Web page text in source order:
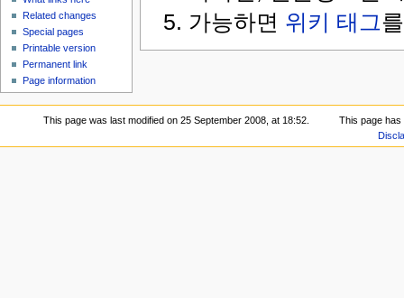
가능하면 위키 태그
Related changes
Special pages
Printable version
Permanent link
Page information
This page was last modified on 25 September 2008, at 18:52.
This page